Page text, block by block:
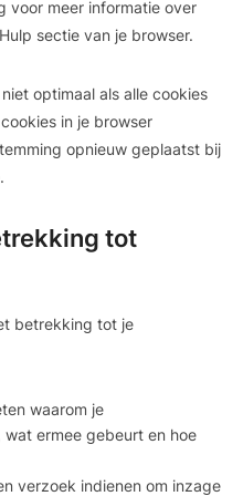
voor meer informatie over
sectie van je browser.
optimaal als alle cookies
in je browser
opnieuw geplaatst bij
tot
betrekking tot je
waarom je
ermee gebeurt en hoe
verzoek indienen om inzage